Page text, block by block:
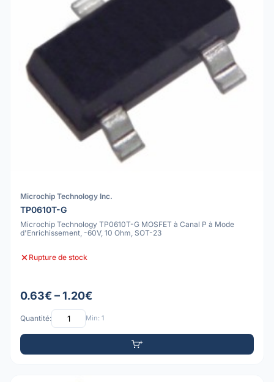
Microchip Technology Inc.
TP0610T-G
Microchip Technology TP0610T-G MOSFET à Canal P à Mode
d'Enrichissement, -60V, 10 Ohm, SOT-23
Rupture de stock
0.63€ – 1.20€
Quantité: Min: 1